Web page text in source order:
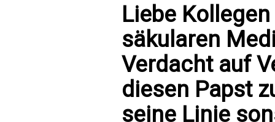
Liebe
säkularen
Verdacht auf
diesen Papst
seine Linie